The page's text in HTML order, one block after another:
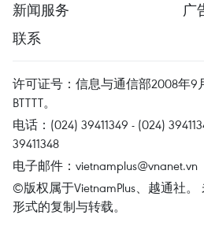
新闻服务
广
联系
许可证号：信息与通信部2008年9
BTTTT。
电话：(024) 39411349 - (024)
39411348
电子邮件： vietnamplus@vnanet.vn
©版权属于VietnamPlus、越通社
形式的复制与转载。